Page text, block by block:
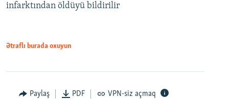
infarktından öldüyü bildirilir
Ətraflı burada oxuyun
Paylaş PDF VPN-siz açmaq